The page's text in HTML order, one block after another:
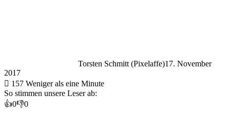
Torsten Schmitt (Pixelaffe)17. November
2017
157 Weniger als eine Minute
So stimmen unsere Leser ab:
👍0👎0